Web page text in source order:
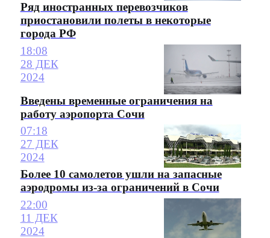
Ряд иностранных перевозчиков
приостановили полеты в некоторые
города РФ
18:08
28 ДЕК
2024
Введены временные ограничения на
работу аэропорта Сочи
07:18
27 ДЕК
2024
Более 10 самолетов ушли на запасные
аэродромы из-за ограничений в Сочи
22:00
11 ДЕК
2024